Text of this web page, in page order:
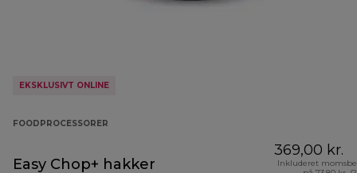
EKSKLUSIVT ONLINE
FOODPROCESSORER
Easy Chop+ hakker
369,00 kr.
Inkluderet